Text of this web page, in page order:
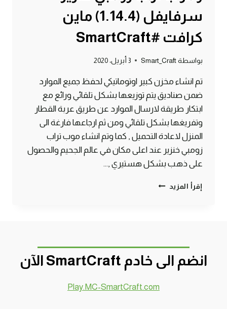
سرفايفل (1.14.4) ماين
كرافت #SmartCraft
بواسطة Smart_Craft 3 أبريل، 2020
تم انشاء مخزن كبير اوتوماتيكي لحفظ جميع الموارد
ضمن صناديق يتم توزيعها بشكل تلقائي ورائع مع
ابتكار طريقة لارسال الموارد عن طريق عربة القطار
وتفريغها بشكل تلقائي ومن ثم ارجاعها فارغة الى
المنزل لاعادة التحميل , كما وتم انشاء موب تراب
زومبي خنزير عند اعلى مكان في عالم الجحيم والحصول
على ذهب بشكل هستيري ,…
إقرأ المزيد الحلقة
زومبي
–
(1.14.4)
انضم الى خادم SmartCraft الآن
Play.MC-SmartCraft.com